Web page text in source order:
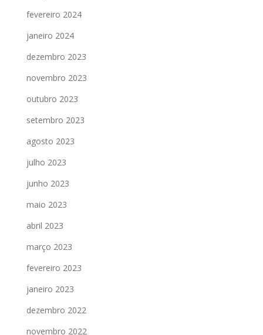
fevereiro 2024
janeiro 2024
dezembro 2023
novembro 2023
outubro 2023
setembro 2023
agosto 2023
julho 2023
junho 2023
maio 2023
abril 2023
março 2023
fevereiro 2023
janeiro 2023
dezembro 2022
novembro 2022